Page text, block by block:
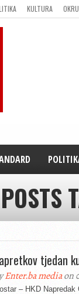
KULTURA
tjedan
Enter.ba mediaon
– HKD